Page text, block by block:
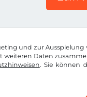
und zur
Daten
. Sie können